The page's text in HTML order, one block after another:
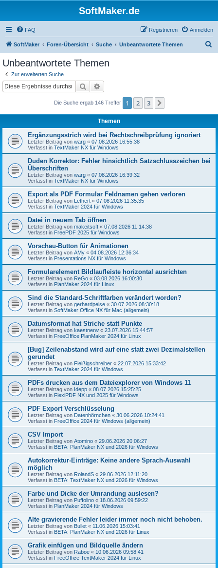
SoftMaker.de
FAQ Anmelden
Registrieren
SoftMaker Foren-Übersicht Suche Unbeantwortete Themen
Unbeantwortete Themen
Zur erweiterten Suche
Suche
Die Suche ergab 146 Treffer 1 2 3
Themen
Ergänzungsstrich wird bei Rechtschreibprüfung ignoriert
Letzter Beitrag von warg « 07.08.2026 16:55:38
Verfasst in TextMaker NX für Windows
Duden Korrektor: Fehler hinsichtlich Satzschlusszeichen bei
Überschriften
Letzter Beitrag von warg « 07.08.2026 16:39:32
Verfasst in TextMaker NX für Windows
Export als PDF Formular Feldnamen gehen verloren
Letzter Beitrag von Lethert « 07.08.2026 11:35:35
Verfasst in TextMaker 2024 für Windows
Datei in neuem Tab öffnen
Letzter Beitrag von makeitsoft « 07.08.2026 11:14:38
Verfasst in FreePDF 2025 für Windows
Vorschau-Button für Animationen
Letzter Beitrag von AMy « 04.08.2026 12:36:34
Verfasst in Presentations NX für Windows
Formularelement Bildlaufleiste horizontal ausrichten
Letzter Beitrag von ReGo « 03.08.2026 16:00:30
Verfasst in PlanMaker 2024 für Linux
Sind die Standard-Schriftfarben verändert worden?
Letzter Beitrag von gerhardpeise « 30.07.2026 08:30:18
Verfasst in SoftMaker Office NX für Mac (allgemein)
Datumsformat hat Striche statt Punkte
Letzter Beitrag von kaestnerw « 23.07.2026 15:44:57
Verfasst in FreeOffice PlanMaker 2024 für Linux
[Bug] Zeilenabstand wird auf eine statt zwei Dezimalstellen
gerundet
Letzter Beitrag von Fleißigschreiber « 22.07.2026 15:33:42
Verfasst in TextMaker 2024 für Windows
PDFs drucken aus dem Dateiexplorer von Windows 11
Letzter Beitrag von Idepp « 08.07.2026 15:25:25
Verfasst in FlexiPDF NX und 2025 für Windows
PDF Export Verschlüsselung
Letzter Beitrag von Datenhörnchen « 30.06.2026 10:24:41
Verfasst in FreeOffice 2024 für Windows (allgemein)
CSV Import
Letzter Beitrag von Atomino « 29.06.2026 20:06:27
Verfasst in BETA: PlanMaker NX und 2026 für Windows
Autokorrektur-Einträge: Keine andere Sprach-Auswahl
möglich
Letzter Beitrag von RolandS « 29.06.2026 12:11:20
Verfasst in BETA: TextMaker NX und 2026 für Windows
Farbe und Dicke der Umrandung auslesen?
Letzter Beitrag von Puffolino « 18.06.2026 09:59:22
Verfasst in PlanMaker 2024 für Windows
Alte gravierende Fehler leider immer noch nicht behoben.
Letzter Beitrag von Bullet « 11.06.2026 15:03:41
Verfasst in BETA: PlanMaker NX und 2026 für Linux
Grafik einfügen und Bildquelle ändern
Letzter Beitrag von Raboe « 10.06.2026 09:58:41
Verfasst in FreeOffice TextMaker 2024 für Linux